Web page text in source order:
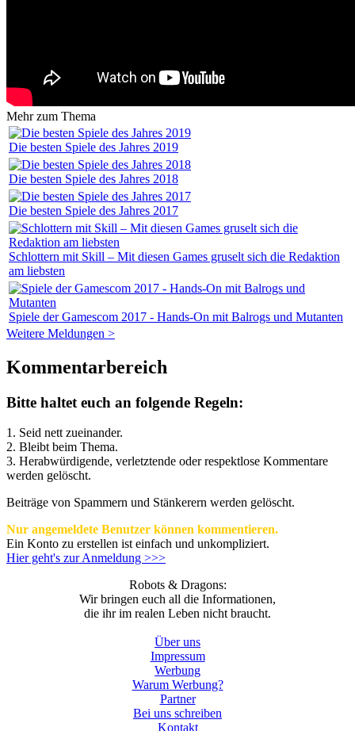
Mehr zum Thema
Die besten Spiele des Jahres 2019
Die besten Spiele des Jahres 2018
Die besten Spiele des Jahres 2017
Schlottern mit Skill – Mit diesen Games gruselt sich die Redaktion
am liebsten
Spiele der Gamescom 2017 - Hands-On mit Balrogs und Mutanten
Weitere Meldungen >
Kommentarbereich
Bitte haltet euch an folgende Regeln:
1. Seid nett zueinander.
2. Bleibt beim Thema.
3. Herabwürdigende, verletztende oder respektlose Kommentare
werden gelöscht.
Beiträge von Spammern und Stänkerern werden gelöscht.
Nur angemeldete Benutzer können kommentieren.
Ein Konto zu erstellen ist einfach und unkompliziert.
Hier geht's zur Anmeldung >>>
Robots & Dragons:
Wir bringen euch all die Informationen,
die ihr im realen Leben nicht braucht.
Über uns
Impressum
Werbung
Warum Werbung?
Partner
Bei uns schreiben
Kontakt